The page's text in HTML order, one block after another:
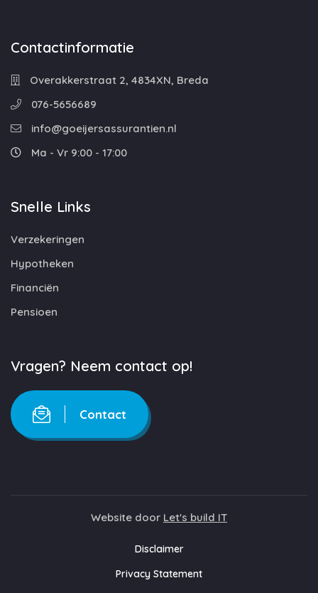
Contactinformatie
Overakkerstraat 2, 4834XN, Breda
076-5656689
info@goeijersassurantien.nl
Ma - Vr 9:00 - 17:00
Snelle Links
Verzekeringen
Hypotheken
Financiën
Pensioen
Vragen? Neem contact op!
Contact
Website door Let's build IT
Disclaimer
Privacy Statement